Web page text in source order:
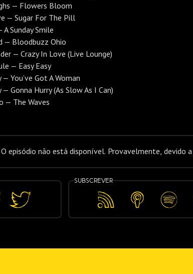
— Flowers Bloom
— Sugar For The Pill
Sunday Smile
— Bloodbuzz Ohio
— Crazy In Love (Live Lounge)
— Easy Easy
— You’ve Got A Woman
— Gonna Hurry (As Slow As I Can)
— The Waves
O episódio não está disponível. Provavelmente, devido a
Partilhar
no
Subscrever
Feed
RSS
Apple
Podcasts
Spotify